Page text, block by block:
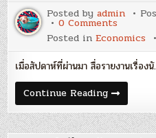
ภายนอก
–
จารุ
พรรณ
อิ
ทร
รุ้ง
Posted byadmin
0 Comments
เศรษฐกิจ
จะ
ฟื้น
เมื่อไร
จะ
ลงทุน
อย่างไร?
–
ดร.ไสว
บุญ
มา
Posted inEconomics
เมื่อสัปดาห์ที่ผ่านมา สื่อรายงานเรื่อง
Continue Readingเศรษฐกิจ
จะ
ฟื้น
เมื่อไร
จะ